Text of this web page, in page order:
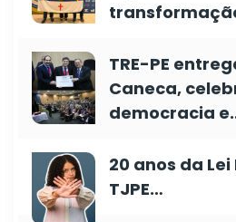
TRE-PE
Caneca,
democracia
20 anos da
TJPE…